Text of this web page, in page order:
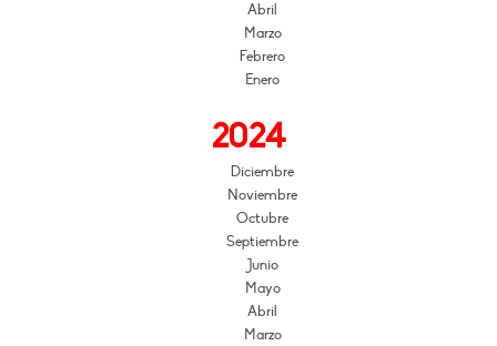
Abril
Marzo
Febrero
Enero
2024
Diciembre
Noviembre
Octubre
Septiembre
Junio
Mayo
Abril
Marzo